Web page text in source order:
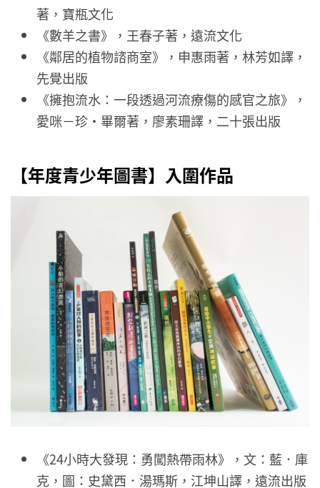
著，寶瓶文化
《數羊之書》，王春子著，遠流文化
《鄰居的植物諮商室》，申惠雨著，林芳如譯，
先覺出版
《擁抱流水：一段透過河流療傷的感官之旅》，
愛咪－珍・畢爾著，廖素珊譯，二十張出版
【年度青少年圖書】入圍作品
《24小時大發現：勇闖熱帶雨林》，文：藍．庫
克，圖：史黛西．湯瑪斯，江坤山譯，遠流出版